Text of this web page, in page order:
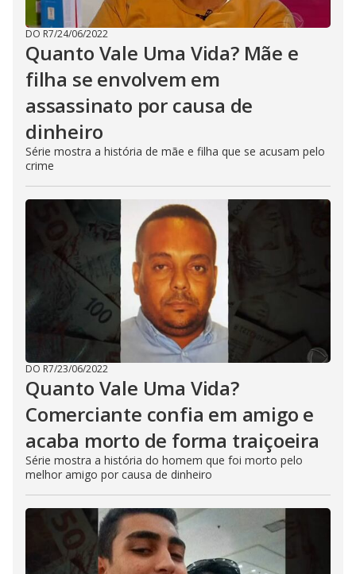
DO R7/24/06/2022
Quanto Vale Uma Vida? Mãe e
filha se envolvem em
assassinato por causa de
dinheiro
Série mostra a história de mãe e filha que se acusam pelo
crime
DO R7/23/06/2022
Quanto Vale Uma Vida?
Comerciante confia em amigo e
acaba morto de forma traiçoeira
Série mostra a história do homem que foi morto pelo
melhor amigo por causa de dinheiro